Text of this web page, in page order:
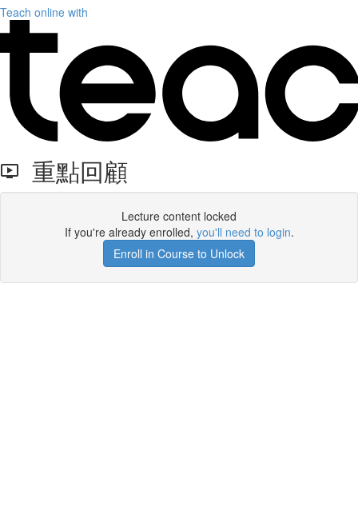
Teach online with
重點回顧
Lecture content locked
If you're already enrolled, you'll need to login.
Enroll in Course to Unlock